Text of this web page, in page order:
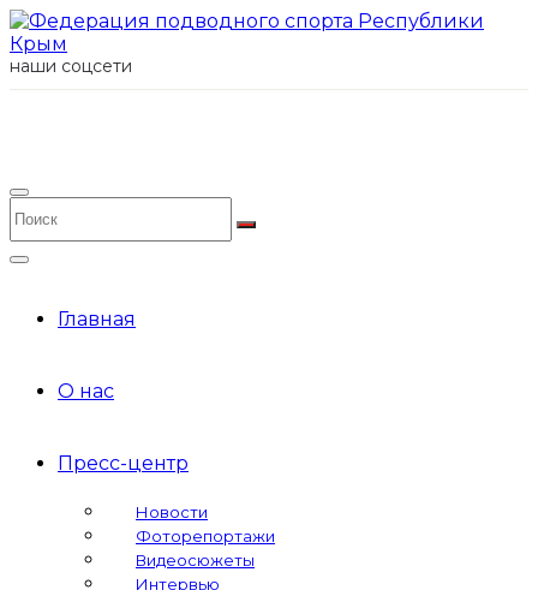
наши соцсети
Главная
О нас
Пресс-центр
Новости
Фоторепортажи
Видеосюжеты
Интервью